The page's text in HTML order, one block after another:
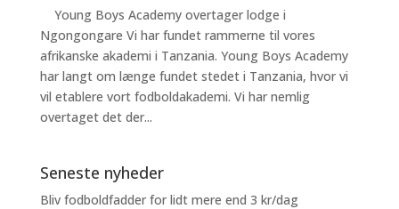
Young Boys Academy overtager lodge i
Ngongongare Vi har fundet rammerne til vores
afrikanske akademi i Tanzania. Young Boys Academy
har langt om længe fundet stedet i Tanzania, hvor vi
vil etablere vort fodboldakademi. Vi har nemlig
overtaget det der...
Seneste nyheder
Bliv fodboldfadder for lidt mere end 3 kr/dag